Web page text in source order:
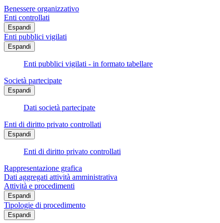
Benessere organizzativo
Enti controllati
Espandi
Enti pubblici vigilati
Espandi
Enti pubblici vigilati - in formato tabellare
Società partecipate
Espandi
Dati società partecipate
Enti di diritto privato controllati
Espandi
Enti di diritto privato controllati
Rappresentazione grafica
Dati aggregati attività amministrativa
Attività e procedimenti
Espandi
Tipologie di procedimento
Espandi